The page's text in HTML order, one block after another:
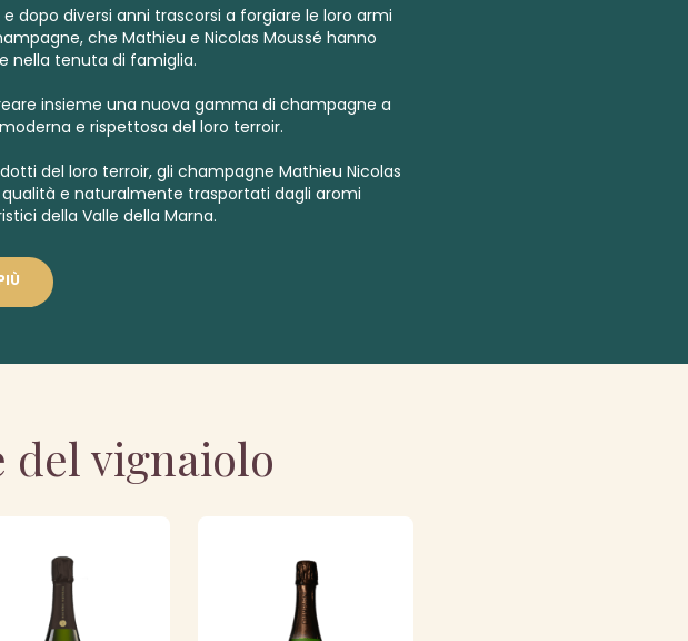
e dopo diversi anni trascorsi a forgiare le loro armi
che Mathieu e Nicolas Moussé hanno
nella tenuta di famiglia.
insieme una nuova gamma di champagne a
e rispettosa del loro terroir.
del loro terroir, gli champagne Mathieu Nicolas
e naturalmente trasportati dagli aromi
della Valle della Marna.
del vignaiolo